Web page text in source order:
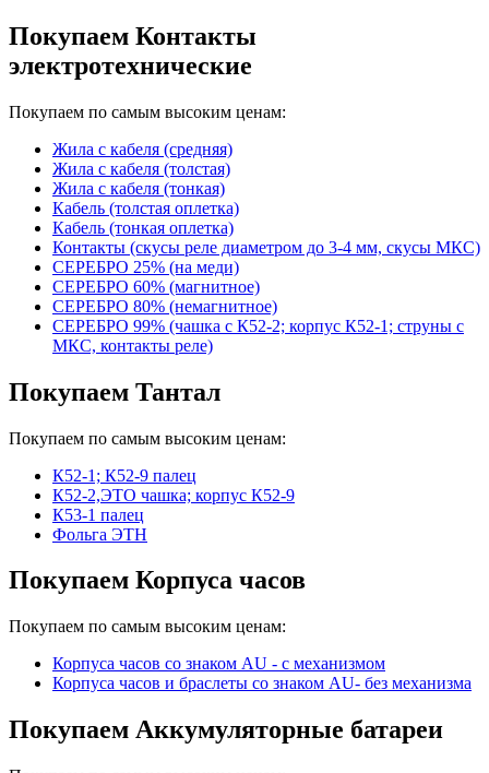
Покупаем Контакты
электротехнические
Покупаем по самым высоким ценам:
Жила с кабеля (средняя)
Жила с кабеля (толстая)
Жила с кабеля (тонкая)
Кабель (толстая оплетка)
Кабель (тонкая оплетка)
Контакты (скусы реле диаметром до 3-4 мм, скусы МКС)
СЕРЕБРО 25% (на меди)
СЕРЕБРО 60% (магнитное)
СЕРЕБРО 80% (немагнитное)
СЕРЕБРО 99% (чашка с К52-2; корпус К52-1; струны с
МКС, контакты реле)
Покупаем Тантал
Покупаем по самым высоким ценам:
К52-1; К52-9 палец
К52-2,ЭТО чашка; корпус К52-9
К53-1 палец
Фольга ЭТН
Покупаем Корпуса часов
Покупаем по самым высоким ценам:
Корпуса часов cо знаком AU - с механизмом
Корпуса часов и браслеты со знаком AU- без механизма
Покупаем Аккумуляторные батареи